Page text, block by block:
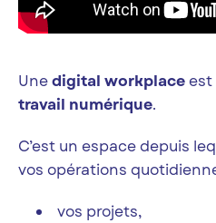
Unedigital workplaceest
travail numérique.
C’est un espace depuis
vos opérations
vos projets,